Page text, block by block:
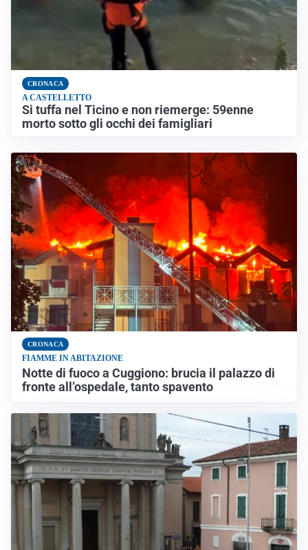
CRONACA
A CASTELLETTO
Si tuffa nel Ticino e non riemerge: 59enne
morto sotto gli occhi dei famigliari
CRONACA
FIAMME IN ABITAZIONE
Notte di fuoco a Cuggiono: brucia il palazzo di
fronte all’ospedale, tanto spavento